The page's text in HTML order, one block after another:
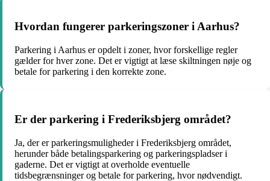
Hvordan fungerer parkeringszoner i Aarhus?
Parkering i Aarhus er opdelt i zoner, hvor forskellige regler
gælder for hver zone. Det er vigtigt at læse skiltningen nøje og
betale for parkering i den korrekte zone.
Er der parkering i Frederiksbjerg området?
Ja, der er parkeringsmuligheder i Frederiksbjerg området,
herunder både betalingsparkering og parkeringspladser i
gaderne. Det er vigtigt at overholde eventuelle
tidsbegrænsninger og betale for parkering, hvor nødvendigt.